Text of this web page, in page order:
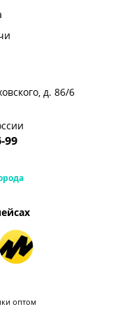
д. 86/6
99
оптом